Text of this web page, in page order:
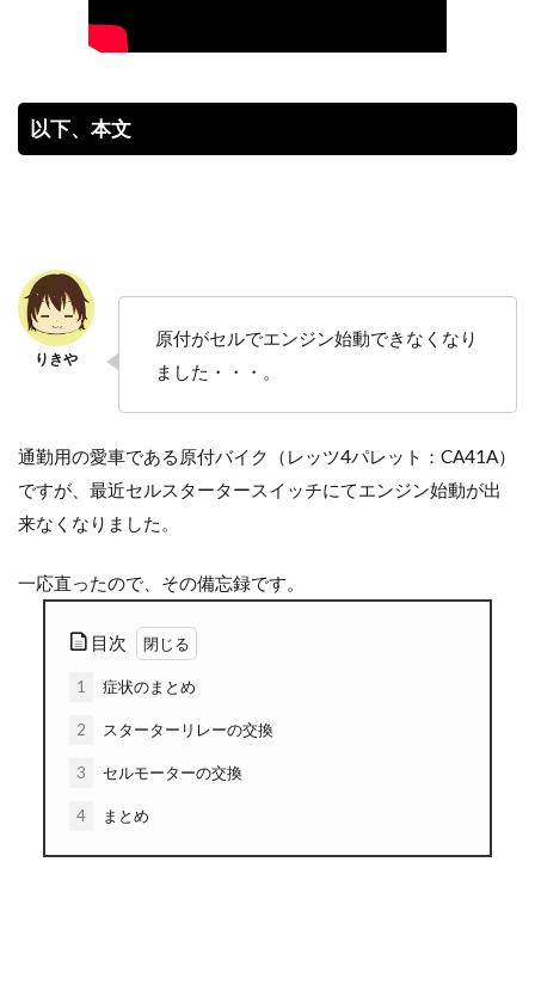
以下、本文
原付がセルでエンジン始動できなくなり
ました・・・。
通勤用の愛車である原付バイク（レッツ4パレット：CA41A）
ですが、最近セルスタータースイッチにてエンジン始動が出
来なくなりました。
一応直ったので、その備忘録です。
目次
1 症状のまとめ
2 スターターリレーの交換
3 セルモーターの交換
4 まとめ